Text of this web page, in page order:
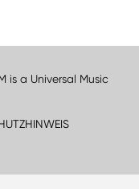
is a Universal Music